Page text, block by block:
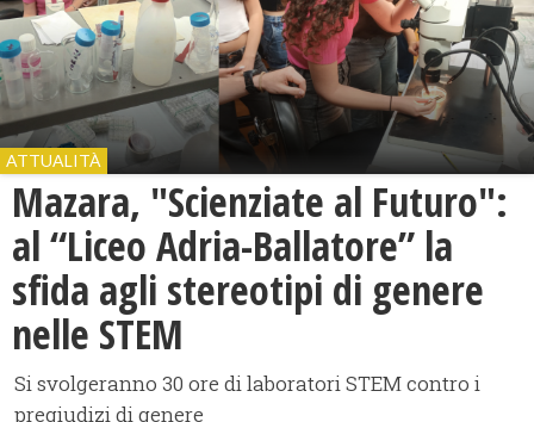
ATTUALITÀ
​Mazara, "Scienziate al Futuro":
al “Liceo Adria-Ballatore” la
sfida agli stereotipi di genere
nelle STEM
Si svolgeranno 30 ore di laboratori STEM contro i
pregiudizi di genere